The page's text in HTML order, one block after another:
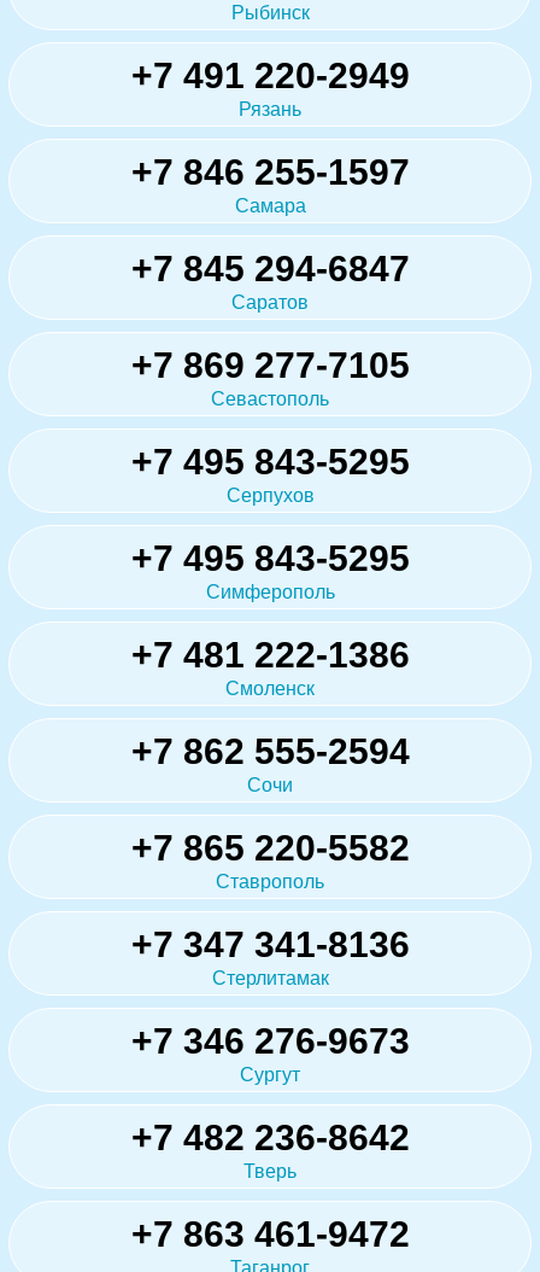
Рыбинск
+7 491 220-2949
Рязань
+7 846 255-1597
Самара
+7 845 294-6847
Саратов
+7 869 277-7105
Севастополь
+7 495 843-5295
Серпухов
+7 495 843-5295
Симферополь
+7 481 222-1386
Смоленск
+7 862 555-2594
Сочи
+7 865 220-5582
Ставрополь
+7 347 341-8136
Стерлитамак
+7 346 276-9673
Сургут
+7 482 236-8642
Тверь
+7 863 461-9472
Таганрог